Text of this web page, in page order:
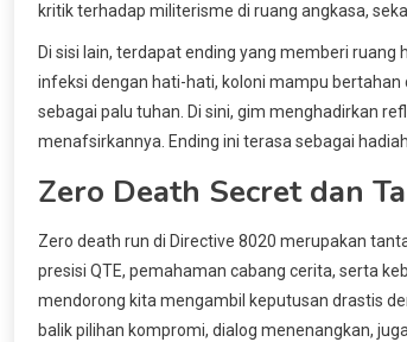
kritik terhadap militerisme di ruang angkasa,
Di sisi lain, terdapat ending yang memberi
infeksi dengan hati-hati, koloni mampu
sebagai palu tuhan. Di sini, gim menghadirkan
menafsirkannya. Ending ini terasa sebagai
Zero Death Secret dan
Zero death run di Directive 8020 merupakan
presisi QTE, pemahaman cabang cerita, serta
mendorong kita mengambil keputusan drastis
balik pilihan kompromi, dialog menenangkan,